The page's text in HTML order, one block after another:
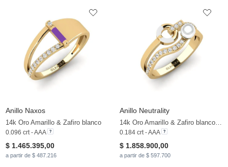
Anillo Naxos
14k Oro Amarillo & Zafiro blanco
0.096 crt - AAA
$ 1.465.395,00
a partir de $ 487.216
Anillo Neutrality
14k Oro Amarillo & Zafiro blanco & Perla blanca
0.184 crt - AAA
$ 1.858.900,00
a partir de $ 597.700